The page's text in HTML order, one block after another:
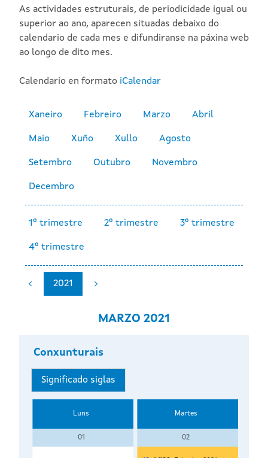
As actividades estruturais, de periodicidade igual ou
superior ao ano, aparecen situadas debaixo do
calendario de cada mes e difundiranse na páxina web
ao longo de dito mes.
Calendario en formato iCalendar
Xaneiro Febreiro Marzo Abril
Maio Xuño Xullo Agosto
Setembro Outubro Novembro
Decembro
1º trimestre 2º trimestre 3º trimestre
4º trimestre
2021
MARZO 2021
Conxunturais
Significado siglas
Luns Martes
01 02